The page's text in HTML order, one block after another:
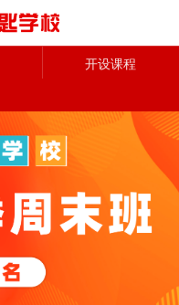
开设课程